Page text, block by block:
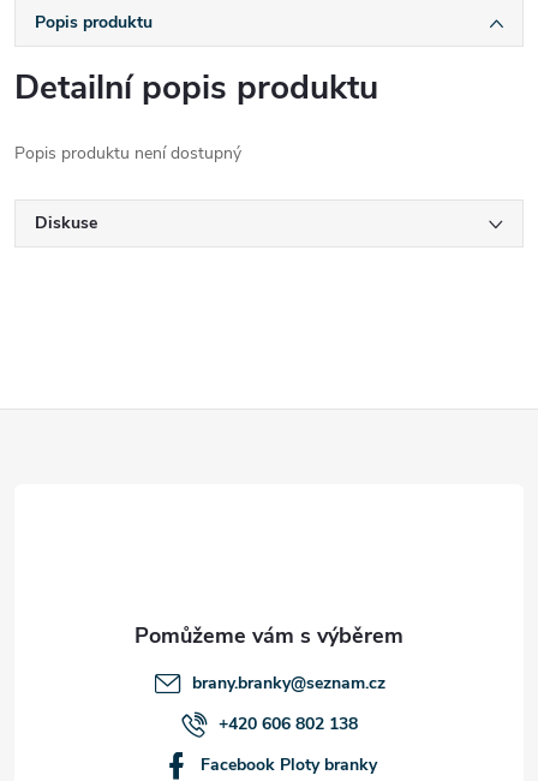
Popis produktu
Detailní popis produktu
Popis produktu není dostupný
Diskuse
brany.branky@seznam.cz
+420 606 802 138
Facebook Ploty branky